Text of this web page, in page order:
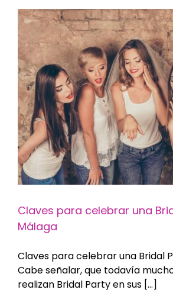
Claves para celebrar una
Málaga
Claves para celebrar una Bridal
Cabe señalar, que todavía
realizan Bridal Party en sus [...]